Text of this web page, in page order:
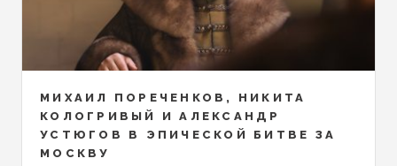
МИХАИЛ ПОРЕЧЕНКОВ, НИКИТА
КОЛОГРИВЫЙ И АЛЕКСАНДР
УСТЮГОВ В ЭПИЧЕСКОЙ БИТВЕ ЗА
МОСКВУ